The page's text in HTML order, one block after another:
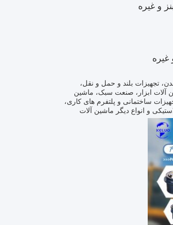
و غیره
غیره
تجهیزات بلند و حمل و نقل،
آلات ابزار، صنعت سبک، ماشین
ساختمانی و پلتفرم های کاری،
و انواع دیگر ماشین آلات